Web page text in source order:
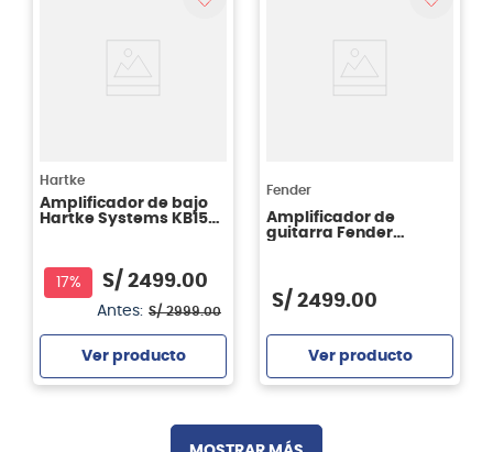
Hartke
Amplificador de bajo
Hartke Systems KB15
17% S/ 2499.00
Antes: S/ 2999.00
Ver producto
Fender
Amplificador de
guitarra Fender
S/ 2499.00
Ver producto